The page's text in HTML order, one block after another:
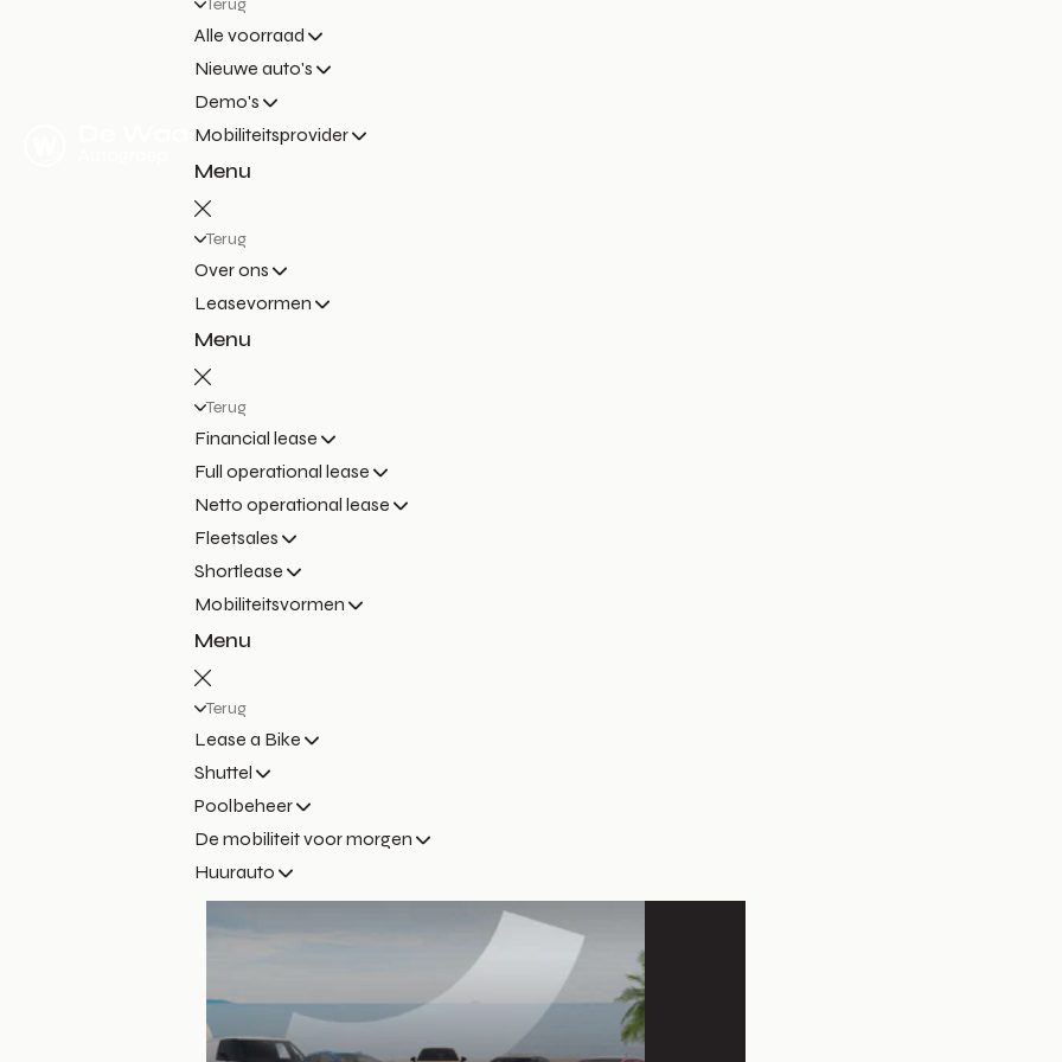
Terug
Alle voorraad
Nieuwe auto's
Demo's
Mobiliteitsprovider
Menu
Terug
Over ons
Leasevormen
Menu
Terug
Financial lease
Full operational lease
Netto operational lease
Fleetsales
Shortlease
Mobiliteitsvormen
Menu
Terug
Lease a Bike
Shuttel
Poolbeheer
De mobiliteit voor morgen
Huurauto